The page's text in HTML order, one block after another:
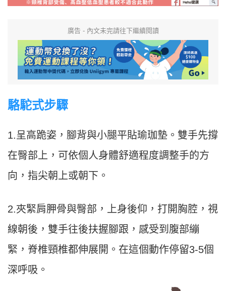
廣告 - 內文未完請往下繼續閱讀
駱駝式步驟
1.呈高跪姿，腳背與小腿平貼瑜珈墊。雙手先撐
在臀部上，可依個人身體舒適程度調整手的方
向，指尖朝上或朝下。
2.夾緊肩胛骨與臀部，上身後仰，打開胸腔，視
線朝後，雙手往後扶握腳跟，感受到腹部繃
緊，脊椎頸椎都伸展開。在這個動作停留3-5個
深呼吸。